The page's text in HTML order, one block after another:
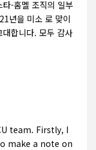
-홈멜 조직의 일부
년을 미소 로 맞이
합니다. 모두 감사
team. Firstly, I
make a note on